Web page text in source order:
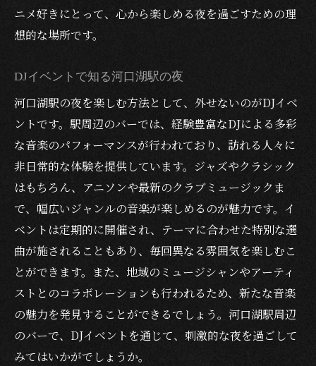
ニメ好きにとって、心から楽しめる夜を過ごすための理
想的な場所です。
DJイベントで知る河口湖駅の夜
河口湖駅の夜を楽しむ方法として、外せないのがDJイベ
ントです。駅周辺のバーでは、経験豊富なDJによる多彩
な音楽のパフォーマンスが行われており、訪れる人々に
非日常的な体験を提供しています。ジャズやクラシック
はもちろん、アニソンや最新のクラブミュージックま
で、幅広いジャンルの音楽が楽しめるのが魅力です。イ
ベントは定期的に開催され、テーマに合わせた特別な選
曲が施されることもあり、毎回異なる雰囲気を楽しむこ
とができます。また、地域のミュージシャンやアーティ
ストとのコラボレーションも行われるため、新たな音楽
の魅力を発見することができるでしょう。河口湖駅周辺
のバーで、DJイベントを通じて、刺激的な夜を過ごして
みてはいかがでしょうか。